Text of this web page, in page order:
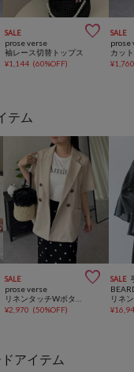
SALE 
prose verse
袖レース切替トップス
¥1,144 (60%OFF)
SALE
prose
¥
テム
SALE 
prose verse
¥2,970 (50%OFF)
SALE
リネ
¥
アイテム